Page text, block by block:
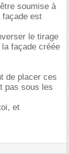
soumise à
façade est
le tirage
façade créée
de placer ces
pas sous les
et